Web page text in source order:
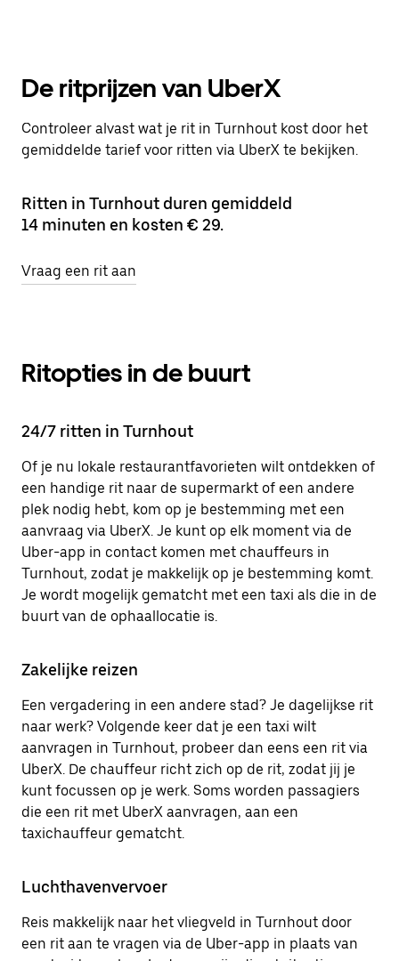
De ritprijzen van UberX
Controleer alvast wat je rit in Turnhout kost door het
gemiddelde tarief voor ritten via UberX te bekijken.
Ritten in Turnhout duren gemiddeld
14 minuten en kosten € 29.
Vraag een rit aan
Ritopties in de buurt
24/7 ritten in Turnhout
Of je nu lokale restaurantfavorieten wilt ontdekken of
een handige rit naar de supermarkt of een andere
plek nodig hebt, kom op je bestemming met een
aanvraag via UberX. Je kunt op elk moment via de
Uber-app in contact komen met chauffeurs in
Turnhout, zodat je makkelijk op je bestemming komt.
Je wordt mogelijk gematcht met een taxi als die in de
buurt van de ophaallocatie is.
Zakelijke reizen
Een vergadering in een andere stad? Je dagelijkse rit
naar werk? Volgende keer dat je een taxi wilt
aanvragen in Turnhout, probeer dan eens een rit via
UberX. De chauffeur richt zich op de rit, zodat jij je
kunt focussen op je werk. Soms worden passagiers
die een rit met UberX aanvragen, aan een
taxichauffeur gematcht.
Luchthavenvervoer
Reis makkelijk naar het vliegveld in Turnhout door
een rit aan te vragen via de Uber-app in plaats van